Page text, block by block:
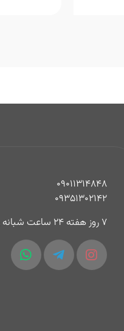
09011314848
09351302142
7 روز هفته 24 ساعت شبانه روز